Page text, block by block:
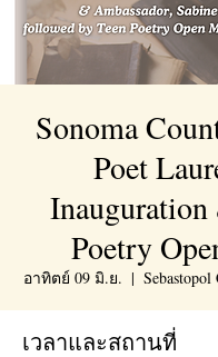
Sonoma
Poet
Inauguration
Poetry
อาทิตย์ 09 มิ.ย.
  |
เวลาและสถานที่